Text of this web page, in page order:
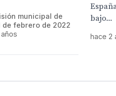
bajo...
hace 2
municipal de
de febrero de 2022